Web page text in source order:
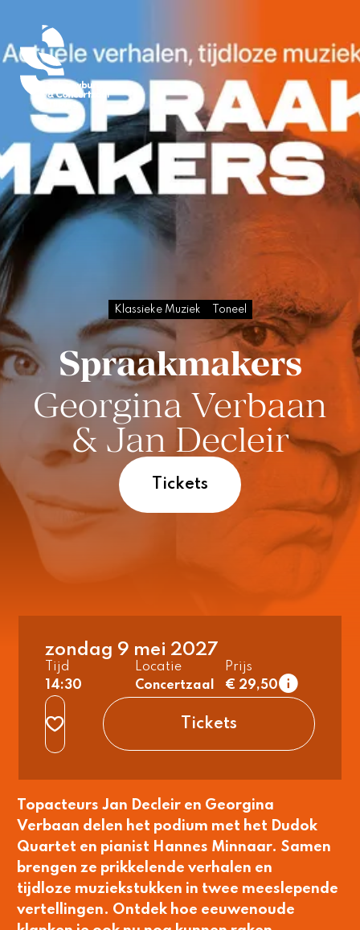
Klassieke Muziek Toneel
Spraakmakers
Georgina Verbaan
& Jan Decleir
Tickets
zondag 9 mei 2027
Tijd
14:30
Locatie
Concertzaal
Prijs
€ 29,50
1e rang
normaal
Tickets
Topacteurs Jan Decleir en Georgina
Verbaan delen het podium met het Dudok
Quartet en pianist Hannes Minnaar. Samen
brengen ze prikkelende verhalen en
tijdloze muziekstukken in twee meeslepende
vertellingen. Ontdek hoe eeuwenoude